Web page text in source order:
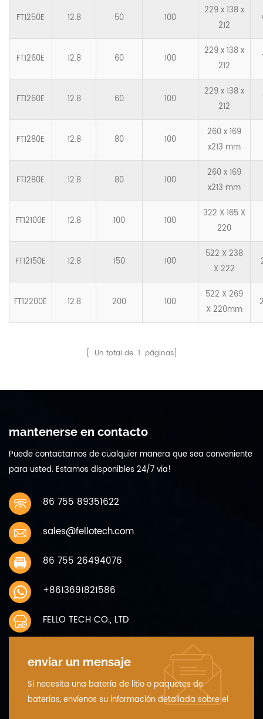
FT1250E 12.8 50 100
229 x 138 x
212
FT1260E 12.8 60 100
229 x 138 x
212
FT1260E 12.8 60 100
229 x 138 x
212
FT1280E 12.8 80 100
260 x 169
x213 mm
FT1280E 12.8 80 100
260 x 169
x213 mm
FT12100E 12.8 100 100
322 X 165 X
220
FT12150E 12.8 150 100
522 X 238
X 222
FT12200E 12.8 200 100
522 X 269
X 220mm
[ Un total de 1 páginas]
mantenerse en contacto
Puede contactarnos de cualquier manera que sea conveniente
para usted. Estamos disponibles 24/7 via!
86 755 89351622
sales@fellotech.com
86 755 26494076
+8613691821586
FELLO TECH CO., LTD
enviar un mensaje
Si necesita una batería de litio o paquetes de
baterías, envíenos su información detallada sobre el